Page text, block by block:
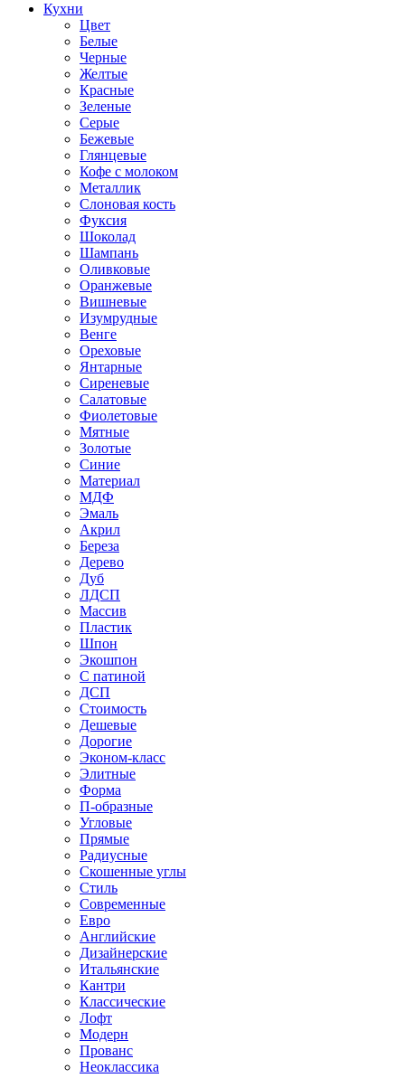
Кухни
Цвет
Белые
Черные
Желтые
Красные
Зеленые
Серые
Бежевые
Глянцевые
Кофе с молоком
Металлик
Слоновая кость
Фуксия
Шоколад
Шампань
Оливковые
Оранжевые
Вишневые
Изумрудные
Венге
Ореховые
Янтарные
Сиреневые
Салатовые
Фиолетовые
Мятные
Золотые
Синие
Материал
МДФ
Эмаль
Акрил
Береза
Дерево
Дуб
ЛДСП
Массив
Пластик
Шпон
Экошпон
С патиной
ДСП
Стоимость
Дешевые
Дорогие
Эконом-класс
Элитные
Форма
П-образные
Угловые
Прямые
Радиусные
Скошенные углы
Стиль
Современные
Евро
Английские
Дизайнерские
Итальянские
Кантри
Классические
Лофт
Модерн
Прованс
Неоклассика